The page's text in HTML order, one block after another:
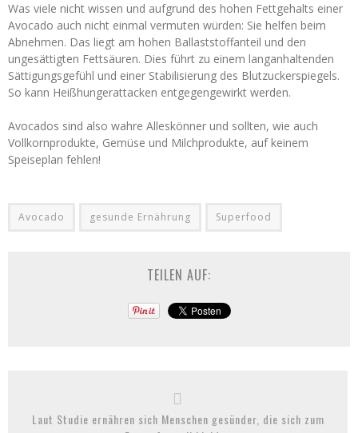
Was viele nicht wissen und aufgrund des hohen Fettgehalts einer
Avocado auch nicht einmal vermuten würden: Sie helfen beim
Abnehmen. Das liegt am hohen Ballaststoffanteil und den
ungesättigten Fettsäuren. Dies führt zu einem langanhaltenden
Sättigungsgefühl und einer Stabilisierung des Blutzuckerspiegels.
So kann Heißhungerattacken entgegengewirkt werden.
Avocados sind also wahre Alleskönner und sollten, wie auch
Vollkornprodukte, Gemüse und Milchprodukte, auf keinem
Speiseplan fehlen!
Avocado gesunde Ernährung Superfood
TEILEN AUF:
Laut Studie ernähren sich Menschen gesünder, die sich zum